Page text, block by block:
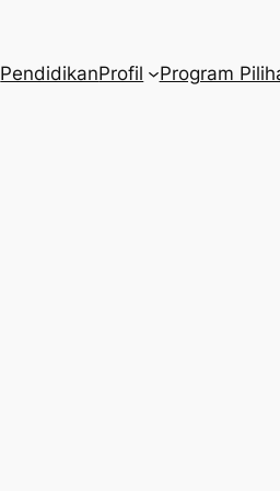
PendidikanProfil Program